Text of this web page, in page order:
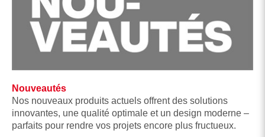
Nouveautés
Nos nouveaux produits actuels offrent des solutions
innovantes, une qualité optimale et un design moderne –
parfaits pour rendre vos projets encore plus fructueux.